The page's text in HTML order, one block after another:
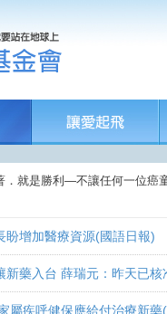
就是勝利—不讓任何一位癌
增加醫療資源(國語日報)
藥入台 薛瑞元：昨天已
屬疾呼健保應給付治療新藥